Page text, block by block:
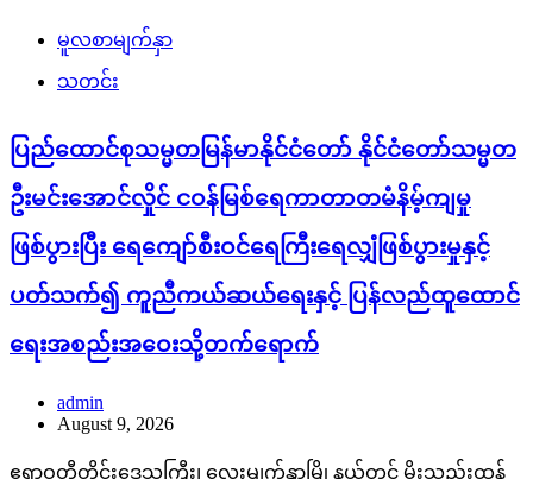
မူလစာမျက်နှာ
သတင်း
ပြည်ထောင်စုသမ္မတမြန်မာနိုင်ငံတော် နိုင်ငံတော်သမ္မတ
ဦးမင်းအောင်လှိုင် ငဝန်မြစ်ရေကာတာတမံနိမ့်ကျမှု
ဖြစ်ပွားပြီး ရေကျော်စီးဝင်ရေကြီးရေလျှံဖြစ်ပွားမှုနှင့်
ပတ်သက်၍ ကူညီကယ်ဆယ်ရေးနှင့် ပြန်လည်ထူထောင်
ရေးအစည်းအဝေးသို့တက်ရောက်
admin
August 9, 2026
ဧရာဝတီတိုင်းဒေသကြီး၊ လေးမျက်နှာမြို့နယ်တွင် မိုးသည်းထန်